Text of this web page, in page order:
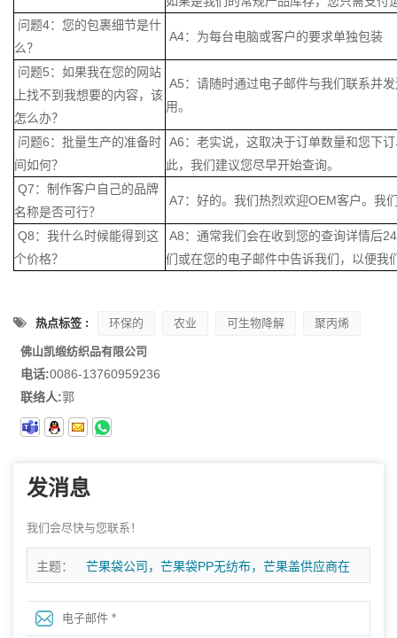
问题4：您的包裹细节是什
么？
A4：为每台电脑或客户的要求单独包装
问题5：如果我在您的网站
上找不到我想要的内容，该
怎么办？
A5：请随时通过电子邮件与我们联系并
用。
问题6：批量生产的准备时
间如何？
A6：老实说，这取决于订单数量和您下
此，我们建议您尽早开始查询。
Q7：制作客户自己的品牌
名称是否可行？
A7：好的。我们热烈欢迎OEM客户。我
Q8：我什么时候能得到这
个价格？
A8：通常我们会在收到您的查询详情后
们或在您的电子邮件中告诉我们，以便我
热点标签 : 环保的 农业 可生物降解 聚丙烯
佛山凯缎纺织品有限公司
电话:0086-13760959236
联络人:郭
发消息
我们会尽快与您联系！
主题： 芒果袋公司，芒果袋PP无纺布，芒果盖供应商在
中国